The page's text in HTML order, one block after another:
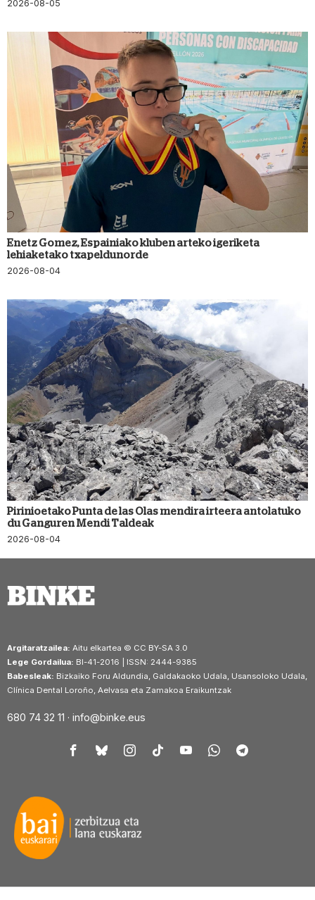
2026-08-05
Enetz Gomez, Espainiako kluben arteko igeriketa
lehiaketako txapeldunorde
2026-08-04
Pirinioetako Punta de las Olas mendira irteera antolatuko
du Ganguren Mendi Taldeak
2026-08-04
Argitaratzailea: Aitu elkartea © CC BY-SA 3.0
Lege Gordailua: BI-41-2016 | ISSN: 2444-9385
Babesleak: Bizkaiko Foru Aldundia, Galdakaoko Udala, Usansoloko Udala,
Clínica Dental Loroño, Aelvasa eta Zamakoa Eraikuntzak
680 74 32 11 · info@binke.eus